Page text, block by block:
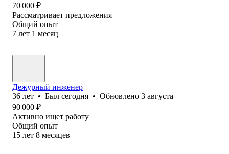
70 000 ₽
Рассматривает предложения
Общий опыт
7 лет 1 месяц
Дежурный инженер
36 лет • Был сегодня • Обновлено 3 августа
90 000 ₽
Активно ищет работу
Общий опыт
15 лет 8 месяцев